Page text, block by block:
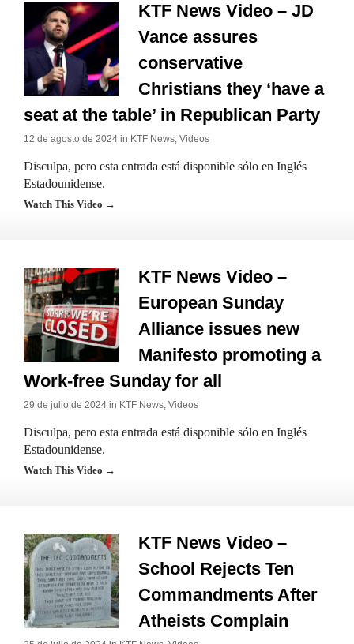
KTF News Video – JD
Vance assures
conservative
Christians they ‘have a
seat at the table’ in Republican Party
12 de agosto de 2024 in KTF News, Videos
Disculpa, pero esta entrada está disponible sólo en Inglés
Estadounidense.
Watch This Video →
KTF News Video –
European Sunday
Alliance issues new
Manifesto promoting a
Work-free Sunday for all
29 de julio de 2024 in KTF News, Videos
Disculpa, pero esta entrada está disponible sólo en Inglés
Estadounidense.
Watch This Video →
KTF News Video –
School Rejects Ten
Commandments After
Atheists Complain